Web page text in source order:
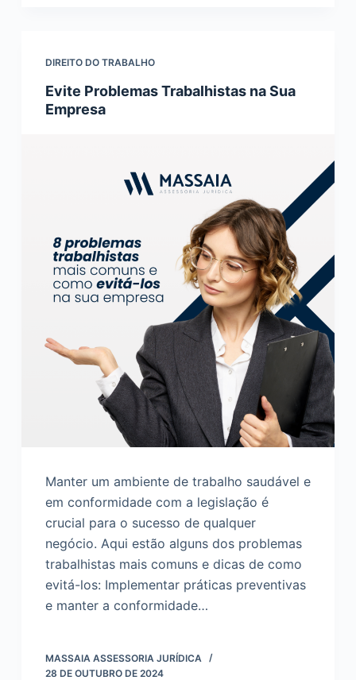
DIREITO DO TRABALHO
Evite Problemas Trabalhistas na Sua
Empresa
Manter um ambiente de trabalho saudável e
em conformidade com a legislação é
crucial para o sucesso de qualquer
negócio. Aqui estão alguns dos problemas
trabalhistas mais comuns e dicas de como
evitá-los: Implementar práticas preventivas
e manter a conformidade…
MASSAIA ASSESSORIA JURÍDICA
28 DE OUTUBRO DE 2024